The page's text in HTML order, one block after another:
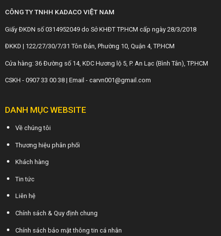
CÔNG TY TNHH KADACO VIỆT NAM
Giấy ĐKDN số 0314952049 do Sở KHĐT TP.HCM cấp ngày 28/3/2018
ĐKKD | 122/27/30/7/31 Tôn Đản, Phường 10, Quận 4, TP.HCM
Cửa hàng: 36 Đường số 14, KDC Hương lộ 5, P. An Lạc (Bình Tân), TP.HCM
CSKH - 0907 33 00 38 | Email - carvn001@gmail.com
DANH MỤC WEBSITE
Về chúng tôi
Thương hiệu phân phối
Khách hàng
Tin tức
Liên hệ
Chính sách & Quy định chung
Chính sách bảo mật thông tin cá nhân